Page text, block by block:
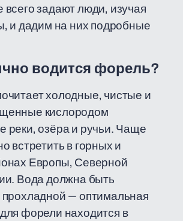
задают люди, изучая
и дадим на них подробные
водится форель?
холодные, чистые и
кислородом
реки, озёра и ручьи. Чаще
встретить в горных и
Европы, Северной
Вода должна быть
— оптимальная
форели находится в